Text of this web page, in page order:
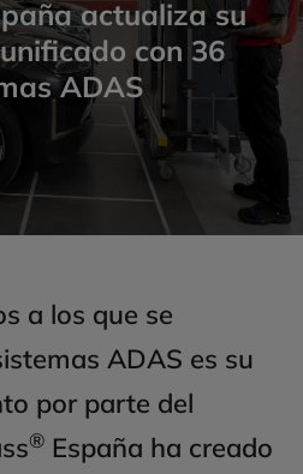
actualiza su
con 36
ADAS
a los que se
ADAS es su
por parte del
® España ha creado